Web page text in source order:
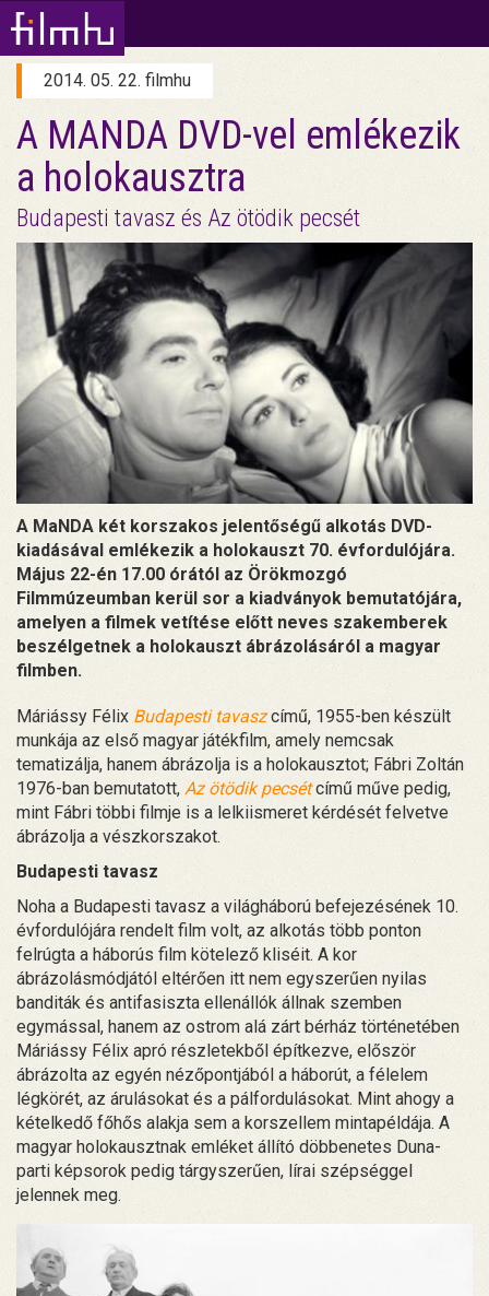
2014. 05. 22. filmhu
A MANDA DVD-vel emlékezik
a holokausztra
Budapesti tavasz és Az ötödik pecsét
A MaNDA két korszakos jelentőségű alkotás DVD-
kiadásával emlékezik a holokauszt 70. évfordulójára.
Május 22-én 17.00 órától az Örökmozgó
Filmmúzeumban kerül sor a kiadványok bemutatójára,
amelyen a filmek vetítése előtt neves szakemberek
beszélgetnek a holokauszt ábrázolásáról a magyar
filmben.
Máriássy Félix Budapesti tavaszcímű, 1955-ben készült
munkája az első magyar játékfilm, amely nemcsak
tematizálja, hanem ábrázolja is a holokausztot; Fábri Zoltán
1976-ban bemutatott, Az ötödik pecsétcímű műve pedig,
mint Fábri többi filmje is a lelkiismeret kérdését felvetve
ábrázolja a vészkorszakot.
Budapesti tavasz
Noha a Budapesti tavasz a világháború befejezésének 10.
évfordulójára rendelt film volt, az alkotás több ponton
felrúgta a háborús film kötelező kliséit. A kor
ábrázolásmódjától eltérően itt nem egyszerűen nyilas
banditák és antifasiszta ellenállók állnak szemben
egymással, hanem az ostrom alá zárt bérház történetében
Máriássy Félix apró részletekből építkezve, először
ábrázolta az egyén nézőpontjából a háborút, a félelem
légkörét, az árulásokat és a pálfordulásokat. Mint ahogy a
kételkedő főhős alakja sem a korszellem mintapéldája. A
magyar holokausztnak emléket állító döbbenetes Duna-
parti képsorok pedig tárgyszerűen, lírai szépséggel
jelennek meg.